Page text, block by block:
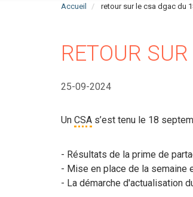
Accueil retour sur le csa dgac du
RETOUR
25-09-2024
Un CSA s’est tenu le 18
- Résultats de la prime de
- Mise en place de la semaine
- La démarche d'actualisation